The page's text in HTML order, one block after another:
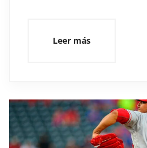
Leer más